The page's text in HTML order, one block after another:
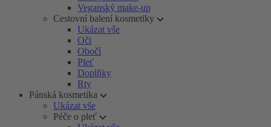
Veganský make-up
Cestovní balení kosmetiky
Ukázat vše
Oči
Obočí
Pleť
Doplňky
Rty
Pánská kosmetika
Ukázat vše
Péče o pleť